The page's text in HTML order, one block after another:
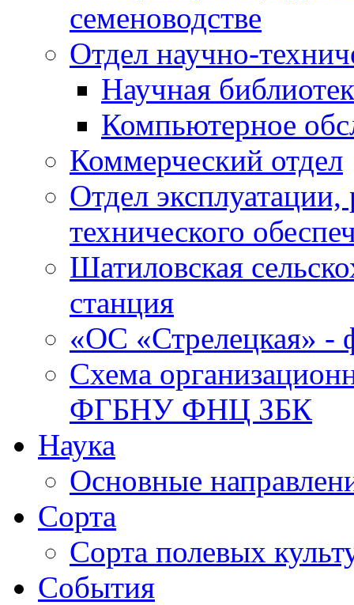
семеноводстве
Отдел научно-
Научная
Компьютерное
Коммерческий отдел
Отдел
технического
Шатиловская
станция
«ОС «Стрелецкая»
Схема
ФГБНУ ФНЦ ЗБК
Наука
Основные
Сорта
Сорта полевых
События